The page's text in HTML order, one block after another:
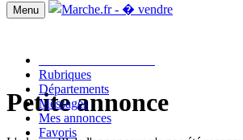
Menu
Rubriques
Départements
Messages
Mes annonces
Favoris
Petite annonce